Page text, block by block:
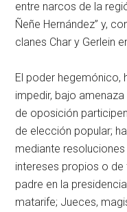
entre narcos de la
Ñeñe Hernández” y,
clanes Char y Gerlein
El poder hegemónico,
impedir, bajo
de oposición
de elección popular;
mediante
intereses propios o
padre en la
matarife; Jueces,